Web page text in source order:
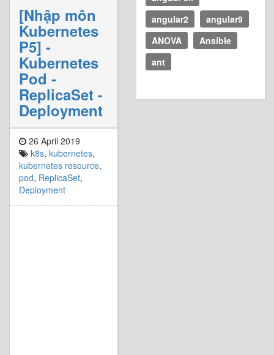
[Nhập môn
Kubernetes
P5] -
Kubernetes
Pod -
ReplicaSet -
Deployment
26 April 2019
k8s, kubernetes,
kubernetes resource,
pod, ReplicaSet,
Deployment
angular2
angular9
ANOVA
Ansible
ant